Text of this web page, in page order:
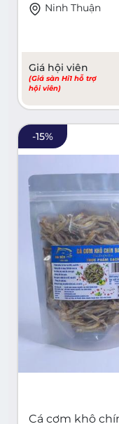
Ninh Thuận
Giá hội viên
(Giá sàn Hi1 hỗ trợ
hội viên)
-15%
Cá cơm khô